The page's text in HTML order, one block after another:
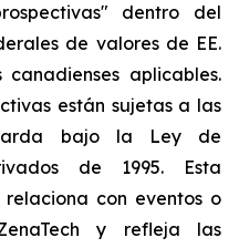
dentro del
de valores de EE.
aplicables.
están sujetas a las
bajo la Ley de
de 1995. Esta
con eventos o
y refleja las